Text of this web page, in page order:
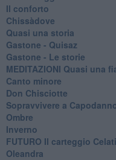
Il conforto
Chissàdove
Quasi una storia
Gastone - Quisaz
Gastone - Le storie
MEDITAZIONI Quasi una
Canto minore
Don Chisciotte
Sopravvivere a
Ombre
Inverno
FUTURO Il carteggio
Oleandra